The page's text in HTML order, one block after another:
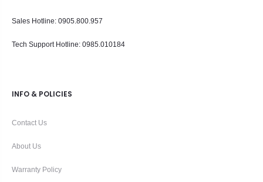
Sales Hotline: 0905.800.957
Tech Support Hotline: 0985.010184
INFO & POLICIES
Contact Us
About Us
Warranty Policy